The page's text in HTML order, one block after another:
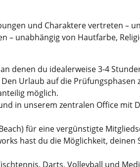
und Charaktere vertreten –
– unabhängig von Hautfarbe,
denen du idealerweise 3-4
Urlaub auf die Prüfungsphasen
möglich.
in unserem zentralen Office mit
für eine vergünstigte
hast du die Möglichkeit, deinen
Darts, Volleyball und